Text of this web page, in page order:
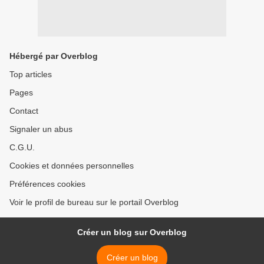
Hébergé par Overblog
Top articles
Pages
Contact
Signaler un abus
C.G.U.
Cookies et données personnelles
Préférences cookies
Voir le profil de bureau sur le portail Overblog
Créer un blog sur Overblog
Créer un blog